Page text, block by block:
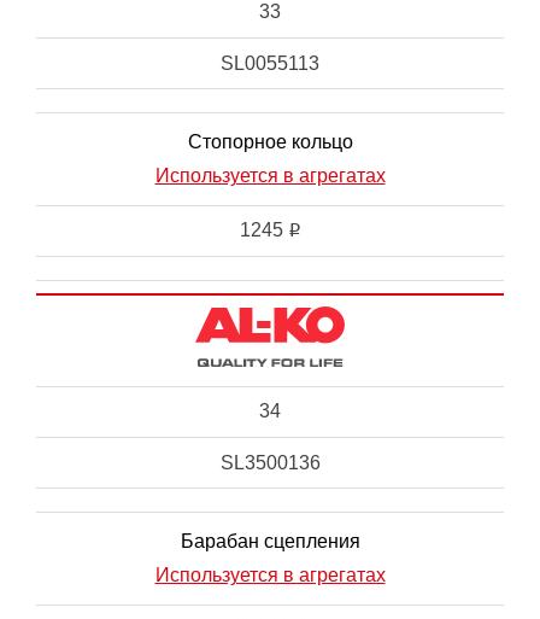
33
SL0055113
Стопорное кольцо
Используется в агрегатах
1245 i
34
SL3500136
Барабан сцепления
Используется в агрегатах